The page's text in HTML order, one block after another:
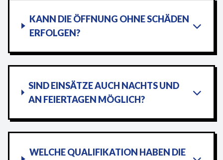
KANN DIE ÖFFNUNG OHNE SCHÄDEN
ERFOLGEN?
SIND EINSÄTZE AUCH NACHTS UND
AN FEIERTAGEN MÖGLICH?
WELCHE QUALIFIKATION HABEN DIE